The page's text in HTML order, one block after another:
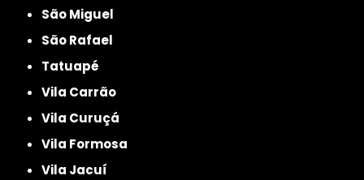
São Miguel
São Rafael
Tatuapé
Vila Carrão
Vila Curuçá
Vila Formosa
Vila Jacuí